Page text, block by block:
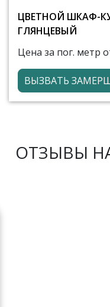
ЦВЕТНОЙ ШКАФ-
ГЛЯНЦЕВЫЙ
Цена за пог. метр
ВЫЗВАТЬ
ОТЗЫВЫ